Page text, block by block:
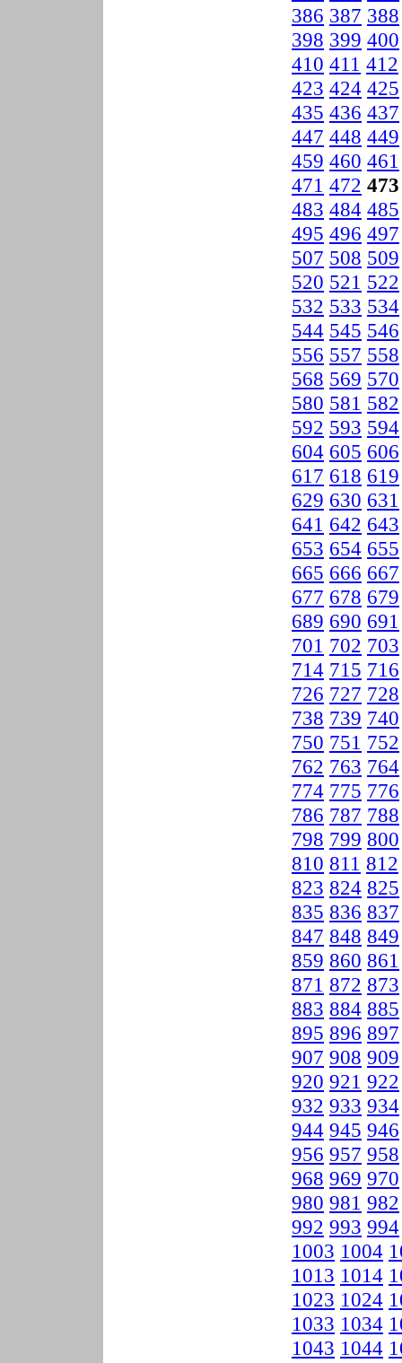
386 387 388
398 399 400
410 411 412
423 424 425
435 436 437
447 448 449
459 460 461
471 472 473
483 484 485
495 496 497
507 508 509
520 521 522
532 533 534
544 545 546
556 557 558
568 569 570
580 581 582
592 593 594
604 605 606
617 618 619
629 630 631
641 642 643
653 654 655
665 666 667
677 678 679
689 690 691
701 702 703
714 715 716
726 727 728
738 739 740
750 751 752
762 763 764
774 775 776
786 787 788
798 799 800
810 811 812
823 824 825
835 836 837
847 848 849
859 860 861
871 872 873
883 884 885
895 896 897
907 908 909
920 921 922
932 933 934
944 945 946
956 957 958
968 969 970
980 981 982
992 993 994
1003 1004
1013 1014
1023 1024
1033 1034
1043 1044